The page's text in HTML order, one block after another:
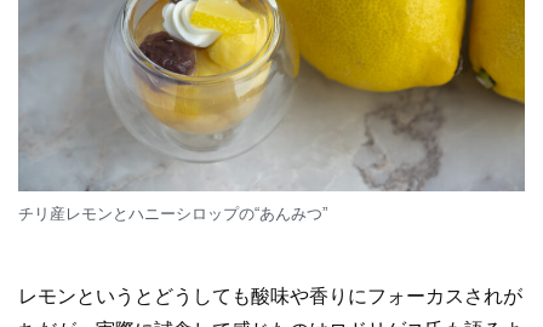
チリ産レモンとハニーシロップの“あんみつ”
レモンというとどうしても酸味や香りにフォーカスされが